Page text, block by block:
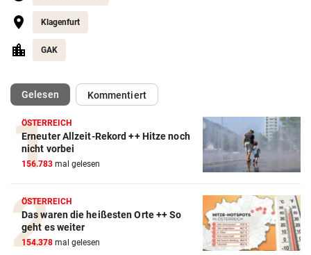
Klagenfurt
GAK
Gelesen(ausgewählt)Kommentiert
ÖSTERREICH
Erneuter Allzeit-Rekord ++ Hitze noch
nicht vorbei
156.783 mal gelesen
ÖSTERREICH
Das waren die heißesten Orte ++ So
geht es weiter
154.378 mal gelesen
Action-Cam Vergleich
ZUM VERGLEICH